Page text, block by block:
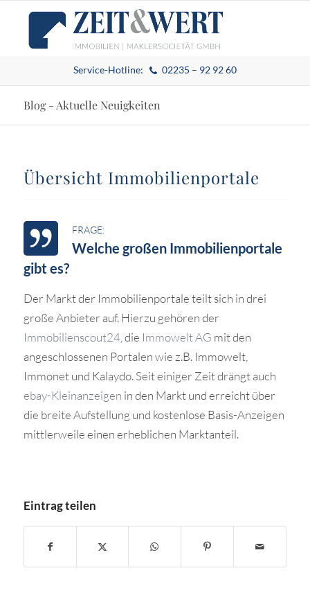
Service-Hotline: 02235 – 92 92 60
Blog - Aktuelle Neuigkeiten
Übersicht Immobilienportale
Welche großen Immobilienportale
gibt es?
Der Markt der Immobilienportale teilt sich in drei
große Anbieter auf. Hierzu gehören der
Immobilienscout24, die Immowelt AG mit den
angeschlossenen Portalen wie z.B. Immowelt,
Immonet und Kalaydo. Seit einiger Zeit drängt auch
ebay-Kleinanzeigen in den Markt und erreicht über
die breite Aufstellung und kostenlose Basis-Anzeigen
mittlerweile einen erheblichen Marktanteil.
Eintrag teilen